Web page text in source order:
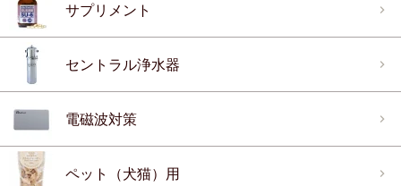
サプリメント
セントラル浄水器
電磁波対策
ペット（犬猫）用